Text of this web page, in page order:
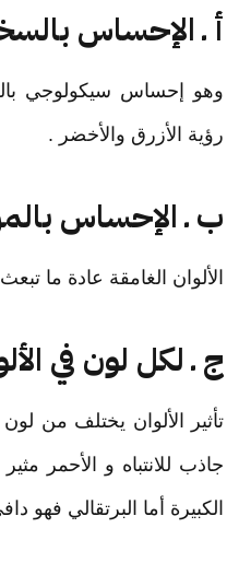
أ ـ الإحساس
وهو إحساس سيكولوجي
رؤية الأزرق والأخضر .
ب ـ الإحساس
الألوان الغامقة عادة ما
ج ـ لكل لون في
تأثير الألوان يختلف من
جاذب للانتباه و الأحمر
الكبيرة أما البرتقالي فهو